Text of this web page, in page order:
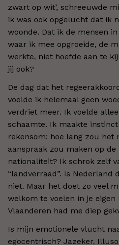
zwart op wit’, schreeuwde
ik was ook opgelucht dat ik
woonde. Dat ik de mensen
waar ik mee opgroeide, de
werkte, niet hoefde aan te
jij ook?
De dag dat het
voelde ik helemaal geen
verdriet meer. Ik voelde
schaamte. Ik maakte
rekensom: hoe lang zou het
aanspraak zou maken op de
nationaliteit? Ik schrok zelf
“landverraad”. Is Nederland
niet. Maar het doet zo veel
welkom te voelen in je eigen
Vlaanderen had me diep
Is mijn emotionele vlucht
egocentrisch? Jazeker.